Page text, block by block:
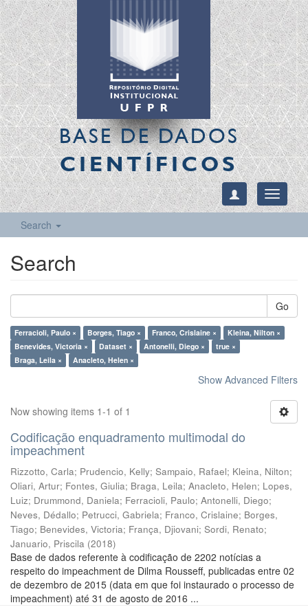
BASE DE DADOS
CIENTÍFICOS
Toggle
Search
Search
Go
Ferracioli, Paulo × Borges, Tiago × Franco, Crislaine ×
Kleina, Nilton ×
Benevides, Victoria ×
Dataset × Antonelli, Diego ×
true ×
Braga, Leila ×
Anacleto, Helen ×
Show Advanced Filters
Now showing items 1-1 of 1
Codificação enquadramento multimodal do
impeachment
Rizzotto, Carla; Prudencio, Kelly; Sampaio, Rafael; Kleina, Nilton;
Oliari, Artur; Fontes, Giulia; Braga, Leila; Anacleto, Helen; Lopes,
Luiz; Drummond, Daniela; Ferracioli, Paulo; Antonelli, Diego;
Neves, Dédallo; Petrucci, Gabriela; Franco, Crislaine; Borges,
Tiago; Benevides, Victoria; França, Djiovani; Sordi, Renato;
Januario, Priscila (2018)
Base de dados referente à codificação de 2202 notícias a
respeito do impeachment de Dilma Rousseff, publicadas entre 02
de dezembro de 2015 (data em que foi instaurado o processo de
impeachment) até 31 de agosto de 2016 ...